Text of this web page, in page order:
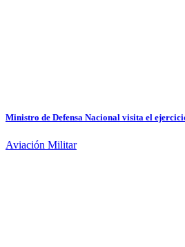
Ministro de Defensa Nacional visita el
Aviación Militar